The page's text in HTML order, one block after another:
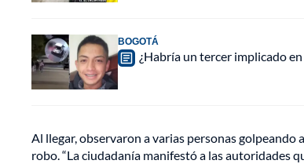
BOGOTÁ
¿Habría un tercer implicado
Al llegar, observaron a varias personas
robo. “La ciudadanía manifestó a las autoridades